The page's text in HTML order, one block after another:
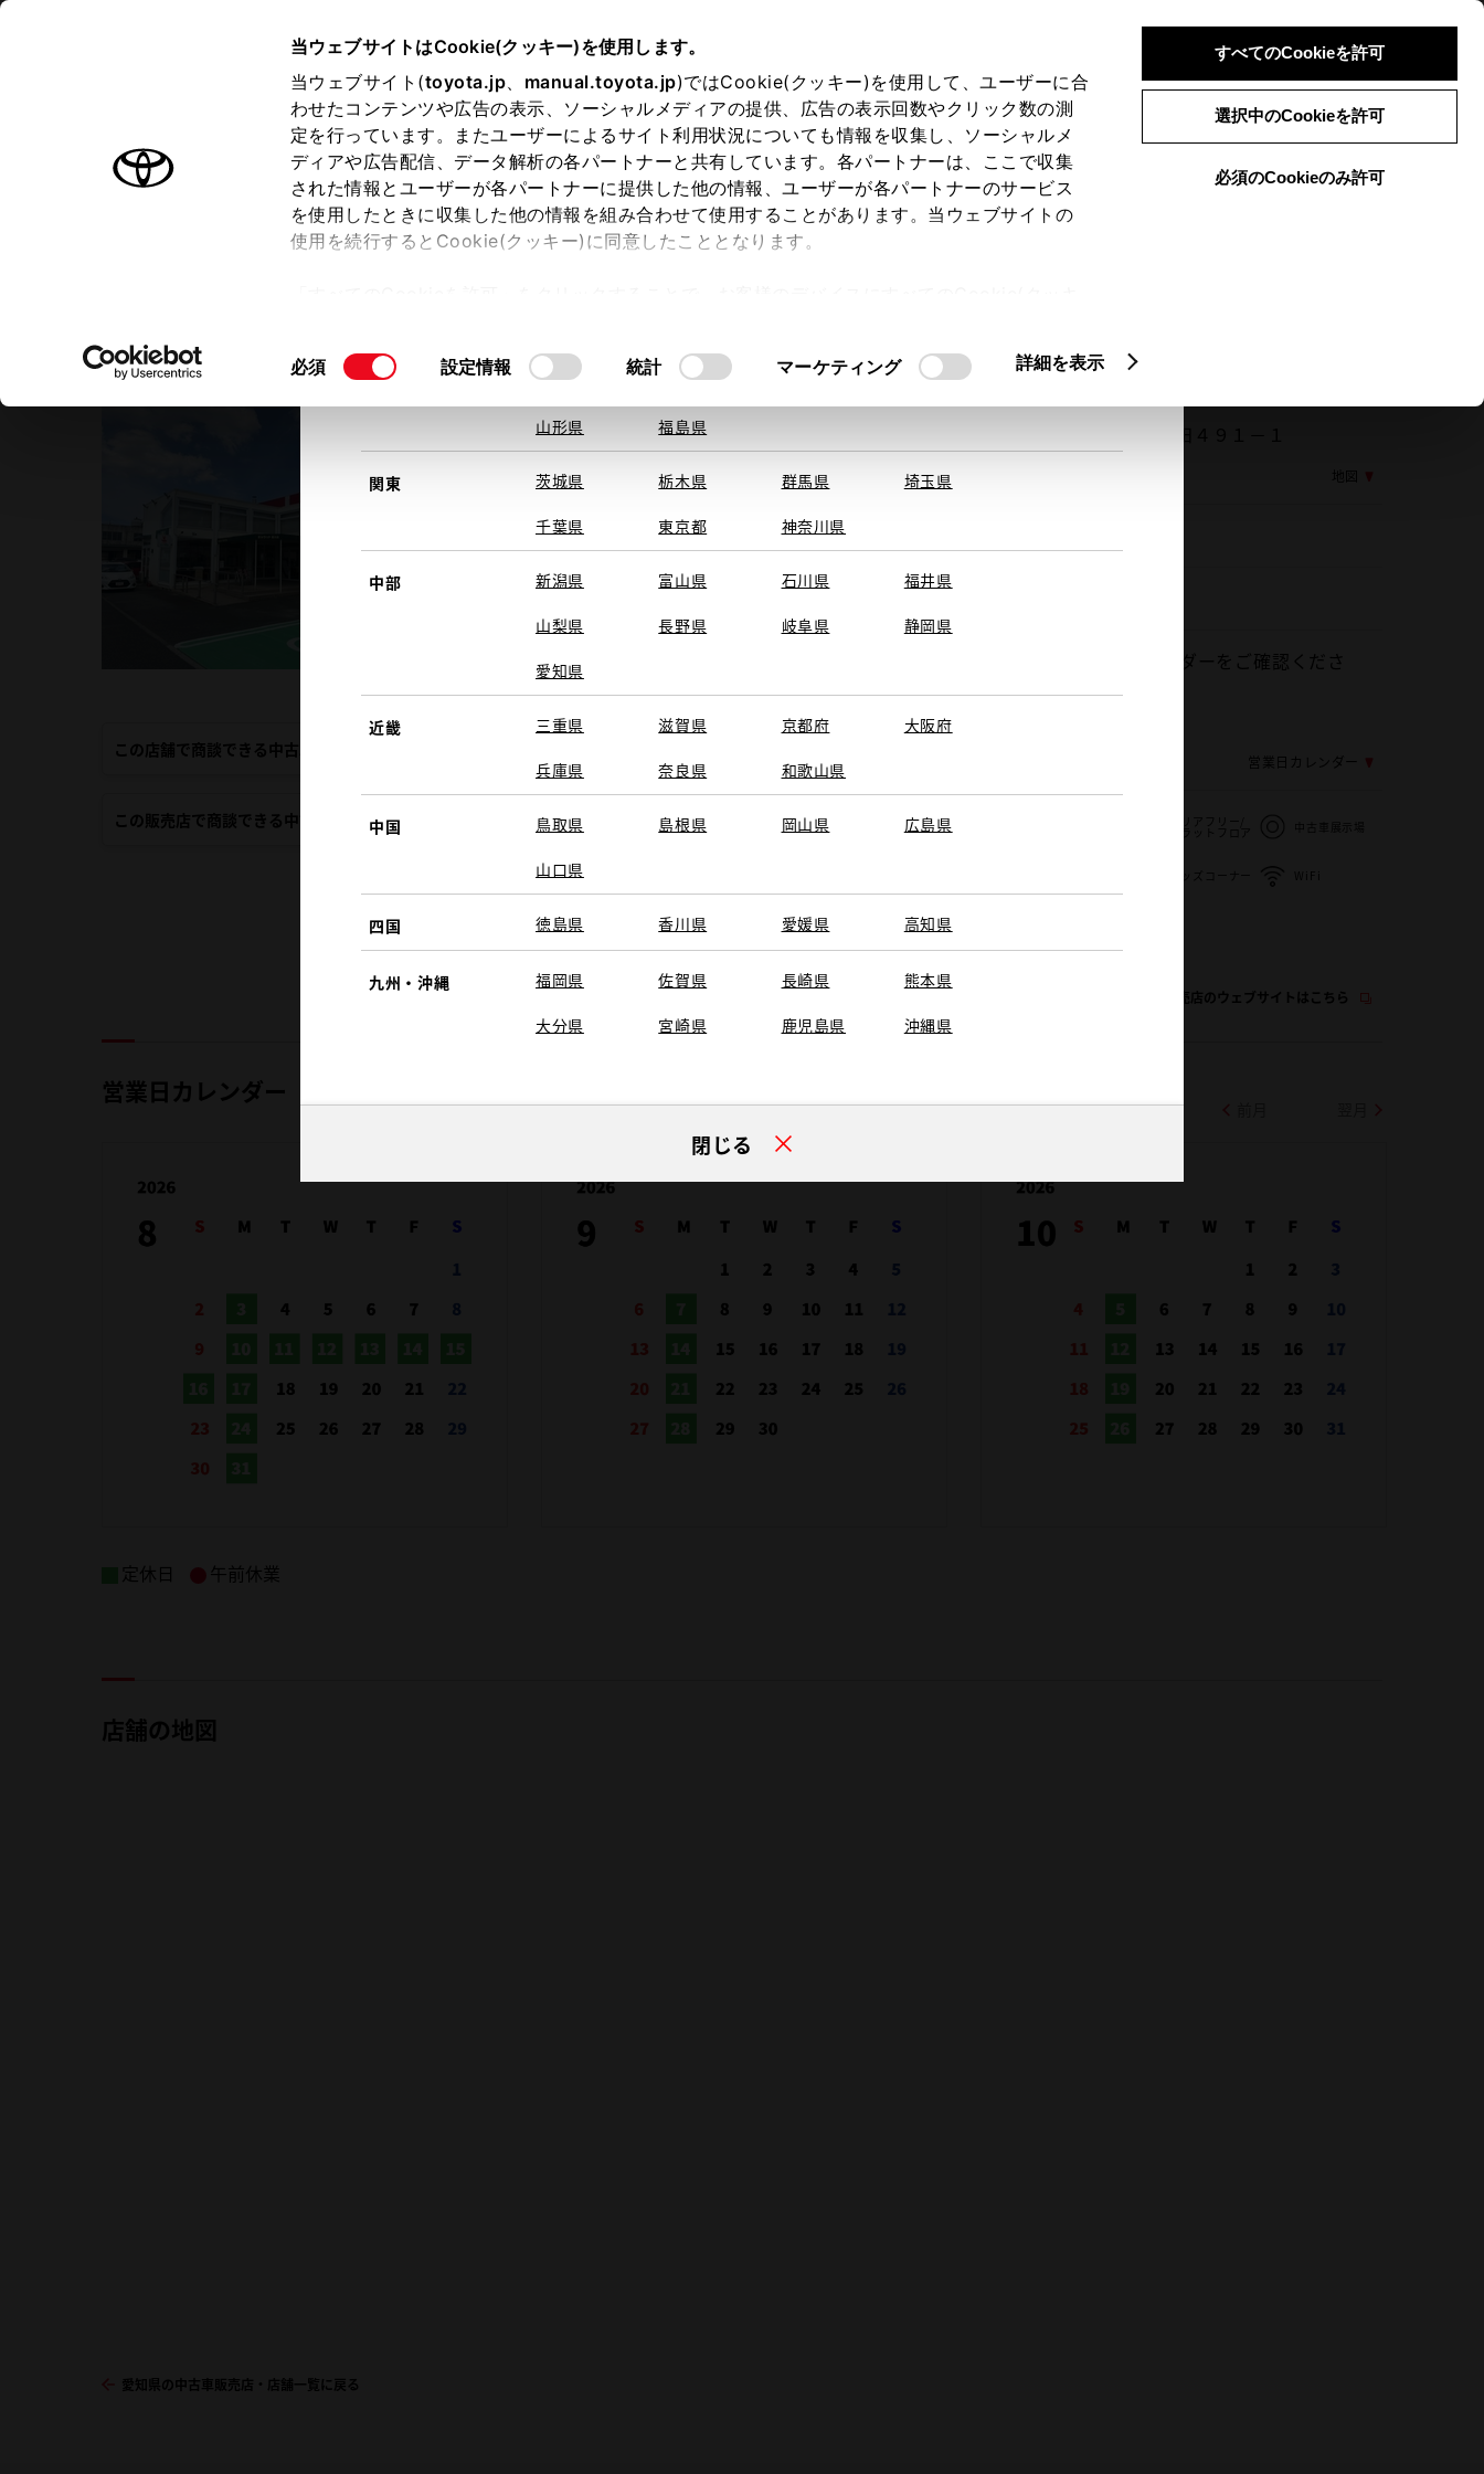
当ウェブサイトはCookie(クッキー)を使用します。
当ウェブサイト(toyota.jp、 manual.toyota.jp)ではCookie(クッキー)を使用して、ユーザーに合
わせたコンテンツや広告の表示、ソーシャルメディアの提供、広告の表示回数やクリック数の測
定を行っています。またユーザーによるサイト利用状況についても情報を収集し、ソーシャルメ
ディアや広告配信、データ解析の各パートナーと共有しています。各パートナーは、ここで収集
された情報とユーザーが各パートナーに提供した他の情報、ユーザーが各パートナーのサービス
を使用したときに収集した他の情報を組み合わせて使用することがあります。当ウェブサイトの
使用を続行するとCookie(クッキー)に同意したこととなります。
て」をご覧ください。
同
必須 設定情報 統計 マーケティング 詳細を表示
すべてのCookieを許可
選択中のCookieを許可
必須のCookieのみ許可
ログイン 検索 メニュー
オーナーサポート トピックス
現在地を取得できませんでした。
該当する地域・都道府県をお選びください。
北海道 旭川 釧路 札幌
東北 青森県 岩手県 宮城県 秋田県
山形県 福島県
関東 茨城県 栃木県 群馬県 埼玉県
千葉県 東京都 神奈川県
中部 新潟県 富山県 石川県 福井県
山梨県 長野県 岐阜県 静岡県
愛知県
近畿 三重県 滋賀県 京都府 大阪府
兵庫県 奈良県 和歌山県
中国 鳥取県 島根県 岡山県 広島県
山口県
四国 徳島県 香川県 愛媛県 高知県
九州・沖縄 福岡県 佐賀県 長崎県 熊本県
大分県 宮崎県 鹿児島県 沖縄県
閉じる
トヨタ認定中古車 メニュー
トヨタ認定中古車の魅力 3つの買い方 オンライン購入 お気に入り
キャラット豊川店
この店舗で商談できる中古車
この販売店で商談できる中古車
電話
10:00～18:00
月曜日（詳細は下記の営業日カレンダーをご確認くださ
い。）
※営業時間は状況に応じ変更する場合がございます
営業日カレンダー
施設情報・
AED
WiFi
フリードリンク
この販売店のウェブサイトはこちら
営業日カレンダー
定休日 午前休業
店舗の地図
愛知県の中古車販売店・店舗一覧に戻る